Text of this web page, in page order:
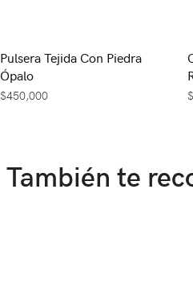
Pulsera Tejida Con Piedra
Ópalo
$450,000 $
También te